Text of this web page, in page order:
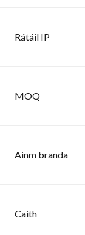
Rátáil IP
MOQ
Ainm branda
Caith